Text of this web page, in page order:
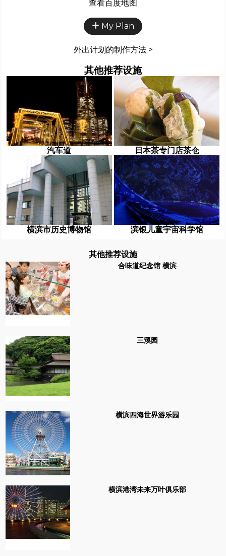
查看百度地图
My Plan
外出计划的制作方法 >
其他推荐设施
汽车道 日本茶专门店茶仓
横滨市历史博物馆 滨银儿童宇宙科学馆
其他推荐设施
合味道纪念馆 横滨
三溪园
横滨四海世界游乐园
横滨港湾未来万叶俱乐部